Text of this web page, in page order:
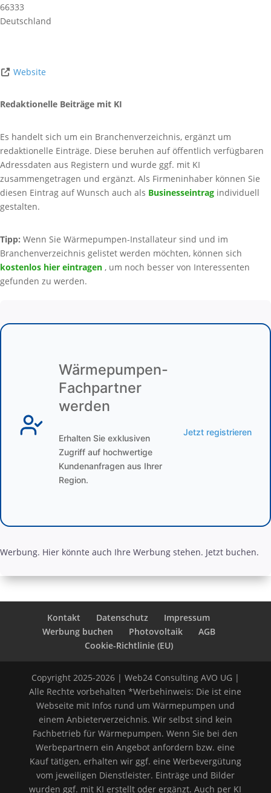
66333
Deutschland
Website
Redaktionelle Beiträge mit KI
Es handelt sich um ein Branchenverzeichnis, ergänzt um
redaktionelle Einträge. Diese beruhen auf öffentlich verfügbaren
Adressdaten aus Registern und wurde ggf. mit KI
zusammengetragen und ergänzt. Als Firmeninhaber können Sie
diesen Eintrag auf Wunsch auch als Businesseintrag individuell
gestalten.
Tipp: Wenn Sie Wärmepumpen-Installateur sind und im
Branchenverzeichnis gelistet werden möchten, können sich
kostenlos hier eintragen , um noch besser von Interessenten
gefunden zu werden.
Wärmepumpen-
Fachpartner
werden
Erhalten Sie exklusiven
Zugriff auf hochwertige
Kundenanfragen aus Ihrer
Region.
Jetzt registrieren
Werbung. Hier könnte auch Ihre Werbung stehen. Jetzt buchen.
Kontakt Datenschutz
Impressum
Werbung buchen
Photovoltaik
AGB
Cookie-Richtlinie (EU)
Copyright 2025-2026 | Web24 Consulting AVO UG |
Alle Rechte vorbehalten *Werbehinweis: Die ist eine
Webseite mit Infos rund um Wärmepumpen und
einem Anbieterverzeichnis. Wir selbst sind kein
Fachbetrieb für Wärmepumpen. Wenn Sie bei den
Werbepartnern ein Angebot anfordern bzw. eine
Kauf tätigen, erhalten wir ggf. eine Werbevergütung
vom jeweiligen Dienstleister. Einträge und Bilder
wurden ggf. mit KI erstellt oder ergänzt. Auch per KI